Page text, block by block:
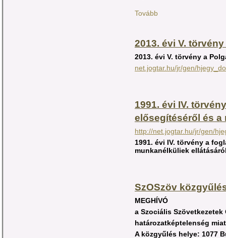
Tovább
2013. évi V.
2013. évi V. törvény a
net.jogtar.hu/jr/gen/
1991. évi IV.
elősegítéséről és
http://net.jogtar.hu/jr/gen/
1991. évi IV. törvény a
munkanélküliek
SzOSzöv
MEGHÍVÓ
a Szociális Szövetkezetek
határozatképtelenség
A közgyűlés helye: 1077